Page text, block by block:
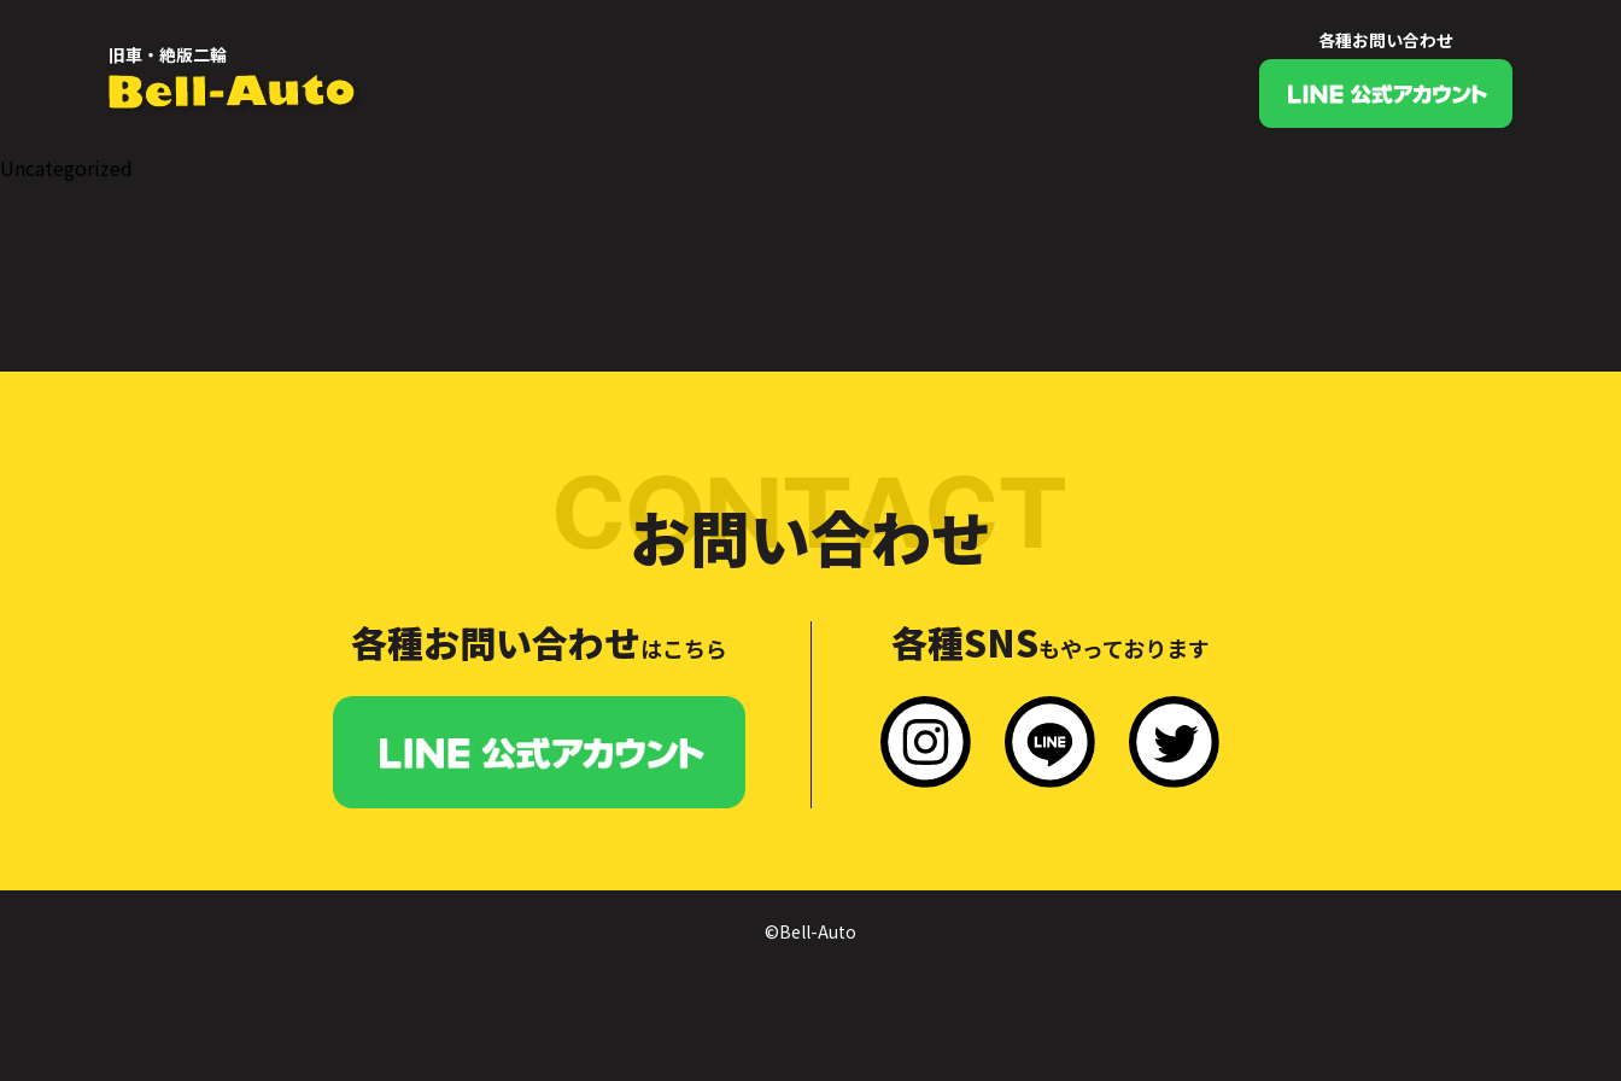
旧車・絶版二輪
各種お問い合わせ
Uncategorized
お問い合わせ
各種お問い合わせはこちら 各種SNSもやっております
©Bell-Auto